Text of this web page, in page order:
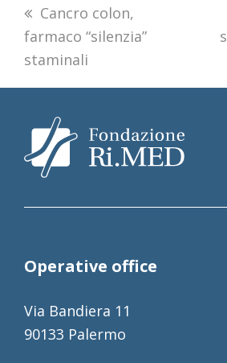
previous
post:
Cancro colon,
farmaco “silenzia”
staminali
Operative office
Via Bandiera 11
90133 Palermo